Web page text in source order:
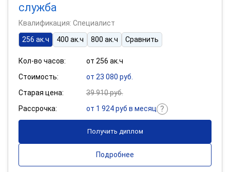
служба
Квалификация: Специалист
256 ак.ч
400 ак.ч 800 ак.ч Сравнить
Кол-во часов:
от 256 ак.ч
Стоимость:
от 23 080 руб.
Старая цена:
39 910 руб.
Рассрочка:
от 1 924 руб в месяц
Получить диплом
Подробнее